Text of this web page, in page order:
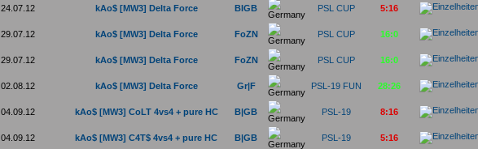
24.07.12 kAo$ [MW3] Delta Force BIGB PSL CUP 5:16
29.07.12 kAo$ [MW3] Delta Force FoZN PSL CUP 16:0
29.07.12 kAo$ [MW3] Delta Force FoZN PSL CUP 16:0
02.08.12 kAo$ [MW3] Delta Force Gr|F PSL-19 FUN 28:26
04.09.12 kAo$ [MW3] CoLT 4vs4 + pure HC B|GB PSL-19 8:16
04.09.12 kAo$ [MW3] C4T$ 4vs4 + pure HC B|GB PSL-19 5:16